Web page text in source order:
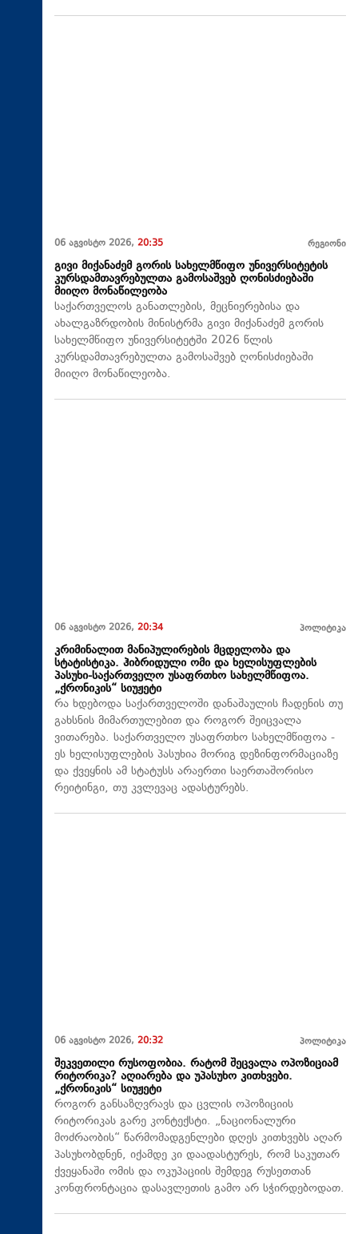
06 აგვისტო 2026, 20:35 რეგიონი
გივი მიქანაძემ გორის სახელმწიფო უნივერსიტეტის
კურსდამთავრებულთა გამოსაშვებ ღონისძიებაში
მიიღო მონაწილეობა
საქართველოს განათლების, მეცნიერებისა და
ახალგაზრდობის მინისტრმა გივი მიქანაძემ გორის
სახელმწიფო უნივერსიტეტში 2026 წლის
კურსდამთავრებულთა გამოსაშვებ ღონისძიებაში
მიიღო მონაწილეობა.
06 აგვისტო 2026, 20:34 პოლიტიკა
კრიმინალით მანიპულირების მცდელობა და
სტატისტიკა. ჰიბრიდული ომი და ხელისუფლების
პასუხი-საქართველო უსაფრთხო სახელმწიფოა.
„ქრონიკის“ სიუჟეტი
რა ხდებოდა საქართველოში დანაშაულის ჩადენის თუ
გახსნის მიმართულებით და როგორ შეიცვალა
ვითარება. საქართველო უსაფრთხო სახელმწიფოა -
ეს ხელისუფლების პასუხია მორიგ დეზინფორმაციაზე
და ქვეყნის ამ სტატუსს არაერთი საერთაშორისო
რეიტინგი, თუ კვლევაც ადასტურებს.
06 აგვისტო 2026, 20:32 პოლიტიკა
შეკვეთილი რუსოფობია. რატომ შეცვალა ოპოზიციამ
რიტორიკა? აღიარება და უპასუხო კითხვები.
„ქრონიკის“ სიუჟეტი
როგორ განსაზღვრავს და ცვლის ოპოზიციის
რიტორიკას გარე კონტექსტი. „ნაციონალური
მოძრაობის“ წარმომადგენლები დღეს კითხვებს აღარ
პასუხობდნენ, იქამდე კი დაადასტურეს, რომ საკუთარ
ქვეყანაში ომის და ოკუპაციის შემდეგ რუსეთთან
კონფრონტაცია დასავლეთის გამო არ სჭირდებოდათ.